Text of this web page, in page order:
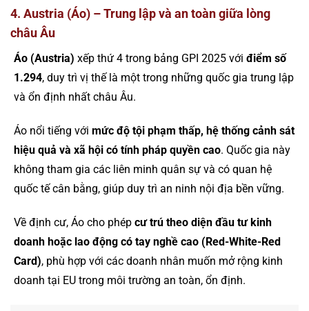
4. Austria (Áo) – Trung lập và an toàn giữa lòng
châu Âu
Áo (Austria) xếp thứ 4 trong bảng GPI 2025 với điểm số
1.294, duy trì vị thế là một trong những quốc gia trung lập
và ổn định nhất châu Âu.
Áo nổi tiếng với mức độ tội phạm thấp, hệ thống cảnh sát
hiệu quả và xã hội có tính pháp quyền cao. Quốc gia này
không tham gia các liên minh quân sự và có quan hệ
quốc tế cân bằng, giúp duy trì an ninh nội địa bền vững.
Về định cư, Áo cho phép cư trú theo diện đầu tư kinh
doanh hoặc lao động có tay nghề cao (Red-White-Red
Card), phù hợp với các doanh nhân muốn mở rộng kinh
doanh tại EU trong môi trường an toàn, ổn định.